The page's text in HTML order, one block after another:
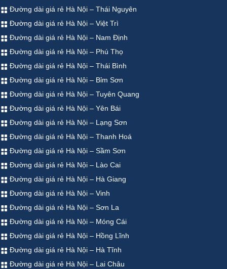
Đường dài giá rẻ Hà Nội – Thái Nguyên
Đường dài giá rẻ Hà Nội – Việt Trì
Đường dài giá rẻ Hà Nội – Nam Định
Đường dài giá rẻ Hà Nội – Phú Thọ
Đường dài giá rẻ Hà Nội – Thái Bình
Đường dài giá rẻ Hà Nội – Bỉm Sơn
Đường dài giá rẻ Hà Nội – Tuyên Quang
Đường dài giá rẻ Hà Nội – Yên Bái
Đường dài giá rẻ Hà Nội – Lạng Sơn
Đường dài giá rẻ Hà Nội – Thanh Hoá
Đường dài giá rẻ Hà Nội – Sầm Sơn
Đường dài giá rẻ Hà Nội – Lào Cai
Đường dài giá rẻ Hà Nội – Hà Giang
Đường dài giá rẻ Hà Nội – Vinh
Đường dài giá rẻ Hà Nội – Sơn La
Đường dài giá rẻ Hà Nội – Móng Cái
Đường dài giá rẻ Hà Nội – Hồng Lĩnh
Đường dài giá rẻ Hà Nội – Hà Tĩnh
Đường dài giá rẻ Hà Nội – Lai Châu